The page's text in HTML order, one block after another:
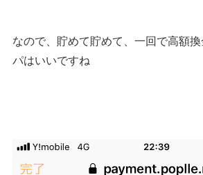
なので、貯めて貯めて、一回で高額
パはいいですね